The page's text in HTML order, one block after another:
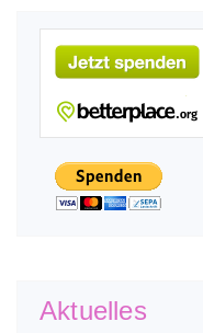
Aktuelles